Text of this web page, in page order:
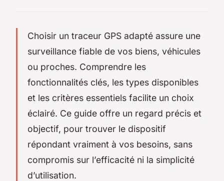
Choisir un traceur GPS adapté assure une
surveillance fiable de vos biens, véhicules
ou proches. Comprendre les
fonctionnalités clés, les types disponibles
et les critères essentiels facilite un choix
éclairé. Ce guide offre un regard précis et
objectif, pour trouver le dispositif
répondant vraiment à vos besoins, sans
compromis sur l’efficacité ni la simplicité
d’utilisation.